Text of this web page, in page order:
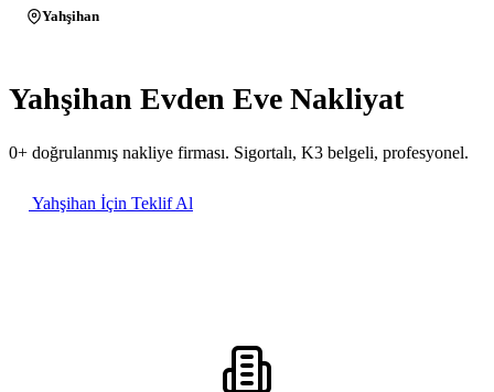
Yahşihan
Yahşihan Evden Eve Nakliyat
0+ doğrulanmış nakliye firması. Sigortalı, K3 belgeli, profesyonel.
Yahşihan İçin Teklif Al